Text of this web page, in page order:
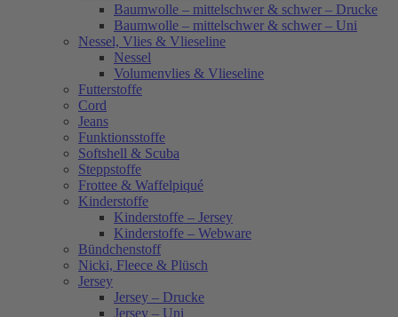
Baumwolle – mittelschwer & schwer – Drucke
Baumwolle – mittelschwer & schwer – Uni
Nessel, Vlies & Vlieseline
Nessel
Volumenvlies & Vlieseline
Futterstoffe
Cord
Jeans
Funktionsstoffe
Softshell & Scuba
Steppstoffe
Frottee & Waffelpiqué
Kinderstoffe
Kinderstoffe – Jersey
Kinderstoffe – Webware
Bündchenstoff
Nicki, Fleece & Plüsch
Jersey
Jersey – Drucke
Jersey – Uni